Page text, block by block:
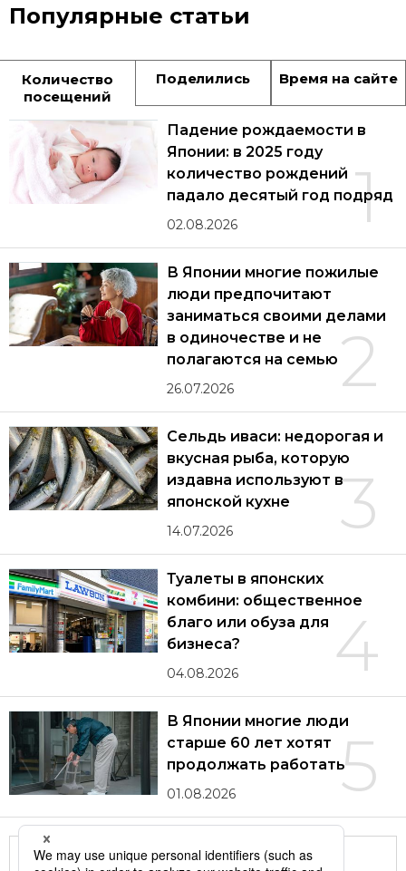
Популярные статьи
Количество
посещений
Поделились Время на сайте
1
Падение рождаемости в
Японии: в 2025 году
количество рождений
падало десятый год подряд
02.08.2026
2
В Японии многие пожилые
люди предпочитают
заниматься своими делами
в одиночестве и не
полагаются на семью
26.07.2026
3
Сельдь иваси: недорогая и
вкусная рыба, которую
издавна используют в
японской кухне
14.07.2026
4
Туалеты в японских
комбини: общественное
благо или обуза для
бизнеса?
04.08.2026
5
В Японии многие люди
старше 60 лет хотят
продолжать работать
01.08.2026
Другие статьи по теме